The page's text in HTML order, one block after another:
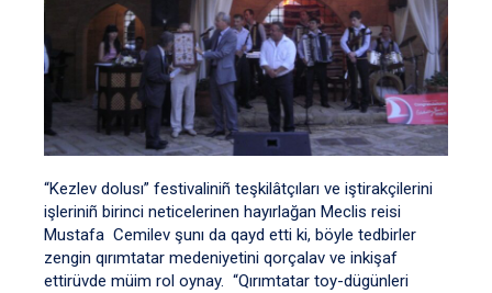
“Kezlev dolusı” festivaliniñ teşkilâtçıları ve iştirakçilerini
işleriniñ birinci neticelerinen hayırlağan Meclis reisi
Mustafa Cemilev şunı da qayd etti ki, böyle tedbirler
zengin qırımtatar medeniyetini qorçalav ve inkişaf
ettirüvde müim rol oynay. “Qırımtatar toy-dügünleri